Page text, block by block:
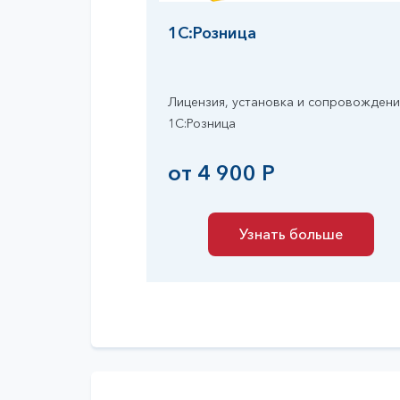
1С:Розница
Лицензия, установка и
1С:Розница
от 4 900 Р
Узнать больше